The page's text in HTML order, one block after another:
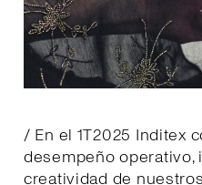
/ En el 1T2025 Inditex
desempeño operativo,
creatividad de